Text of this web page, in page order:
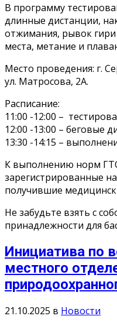
В программу
длинные дистанции,
отжимания, рывок гири
места, метание и
Место проведения: г.
ул. Матросова, 2А.
Расписание:
11:00 -12:00 –
12:00 -13:00 – беговые
13:30 -14:15 –
К выполнению норм
зарегистрированные
получившие
Не забудьте взять с
принадлежности для
Инициатива по
местного
21.10.2025 в Новости